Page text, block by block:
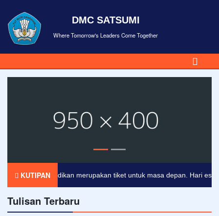
DMC SATSUMI
Where Tomorrow's Leaders Come Together
KUTIPAN
Pendidikan merupakan tiket untuk masa depan. Hari esok
Tulisan Terbaru